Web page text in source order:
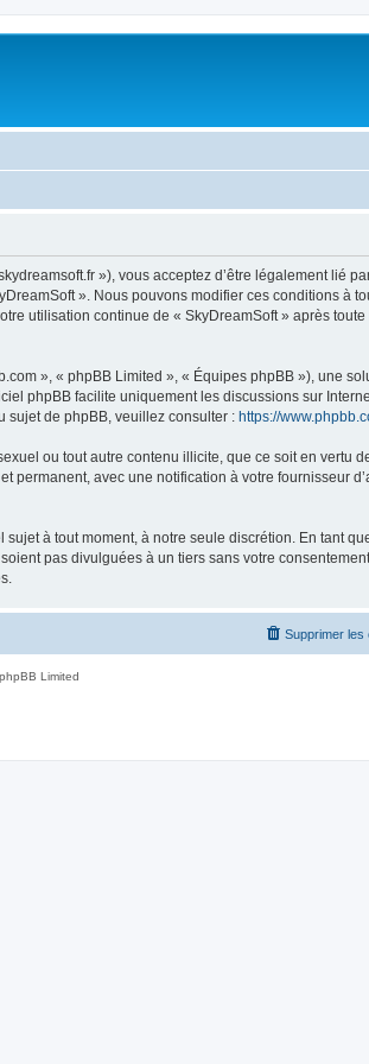
»), vous acceptez d’être légalement lié
». Nous pouvons modifier ces conditions à
utilisation continue de « SkyDreamSoft » après
», « phpBB Limited », « Équipes phpBB »), une
phpBB facilite uniquement les discussions sur
sujet de phpBB, veuillez consulter : https://
ou tout autre contenu illicite, que ce soit en vertu
avec une notification à votre fournisseur
à tout moment, à notre seule discrétion. En tant
pas divulguées à un tiers sans votre
Supprimer les
Limited